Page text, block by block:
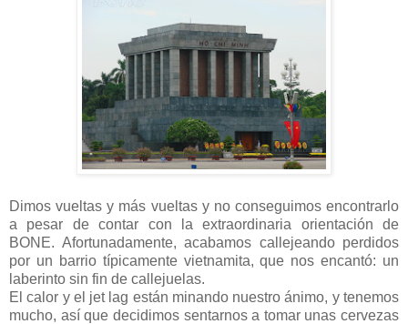
Dimos vueltas y más vueltas y no conseguimos encontrarlo
a pesar de contar con la extraordinaria orientación de
BONE. Afortunadamente, acabamos callejeando perdidos
por un barrio típicamente vietnamita, que nos encantó: un
laberinto sin fin de callejuelas.
El calor y el jet lag están minando nuestro ánimo, y tenemos
mucho, así que decidimos sentarnos a tomar unas cervezas